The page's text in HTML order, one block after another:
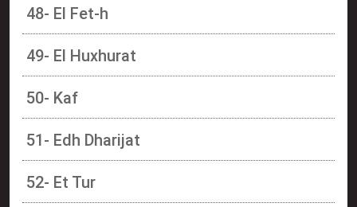
48- El Fet-h
49- El Huxhurat
50- Kaf
51- Edh Dharijat
52- Et Tur